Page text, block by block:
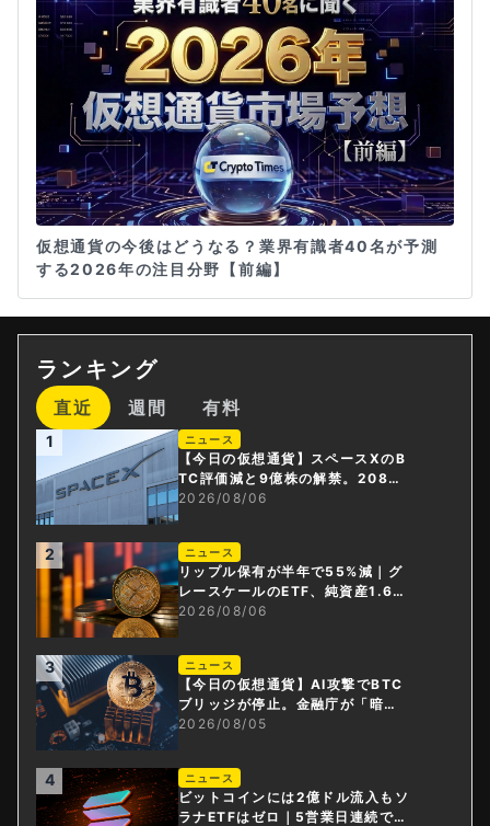
仮想通貨の今後はどうなる？業界有識者40名が予測
する2026年の注目分野【前編】
ランキング
直近 週間 有料
1 ニュース
【今日の仮想通貨】スペースXのB
TC評価減と9億株の解禁。208億
円相当のBTCが盗難
2026/08/06
2 ニュース
リップル保有が半年で55%減｜グ
レースケールのETF、純資産1.6億
ドル減
2026/08/06
3 ニュース
【今日の仮想通貨】AI攻撃でBTC
ブリッジが停止。金融庁が「暗号
資産・ステーブルコイン課」新設
2026/08/05
4 ニュース
ビットコインには2億ドル流入もソ
ラナETFはゼロ｜5営業日連続で停